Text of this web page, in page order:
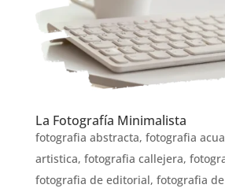
La Fotografía Minimalista
fotografia abstracta, fotografia
artistica, fotografia callejera,
fotografia de editorial, fotografia